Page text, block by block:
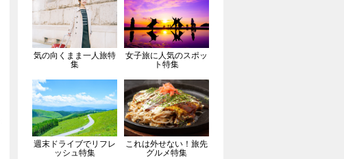
気の向くまま一人旅特
集
女子旅に人気のスポッ
ト特集
週末ドライブでリフレ
ッシュ特集
これは外せない！旅先
グルメ特集